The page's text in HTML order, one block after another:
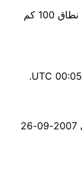
لم يتم رصد أي زلزال بقوة M4٫0+ اليوم ضمن نطاق 100 كم
أقوى زلزال مسجل قرب Loja بلغ قوة 5٫9 في 2007-09-26